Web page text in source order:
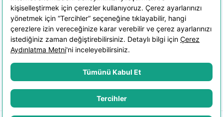
Bilgi Toplumu Hizmetleri
Sıkça Sorulan Sorular Blog
KVKK Aydınlatma Metni
KVKK Politikası
Çerez Politikası